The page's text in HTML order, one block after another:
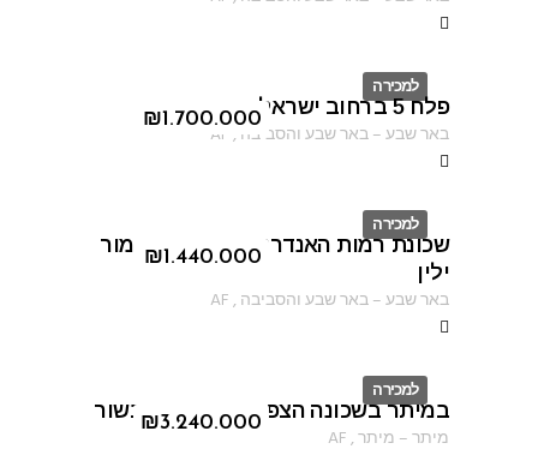
למכירה
ID
₪1.700.000
פלח 5 ברחוב ישראל שוחט
באר שבע–באר שבע והסביבה ,
AF
למכירה
ID
₪1.440.000
שכונת רמות האנדרטה ברחוב נתן מור
ילין
באר שבע–באר שבע והסביבה ,
AF
למכירה
ID
₪3.240.000
במיתר בשכונה הצפונית ברחוב הבשור
מיתר– מיתר,
AF